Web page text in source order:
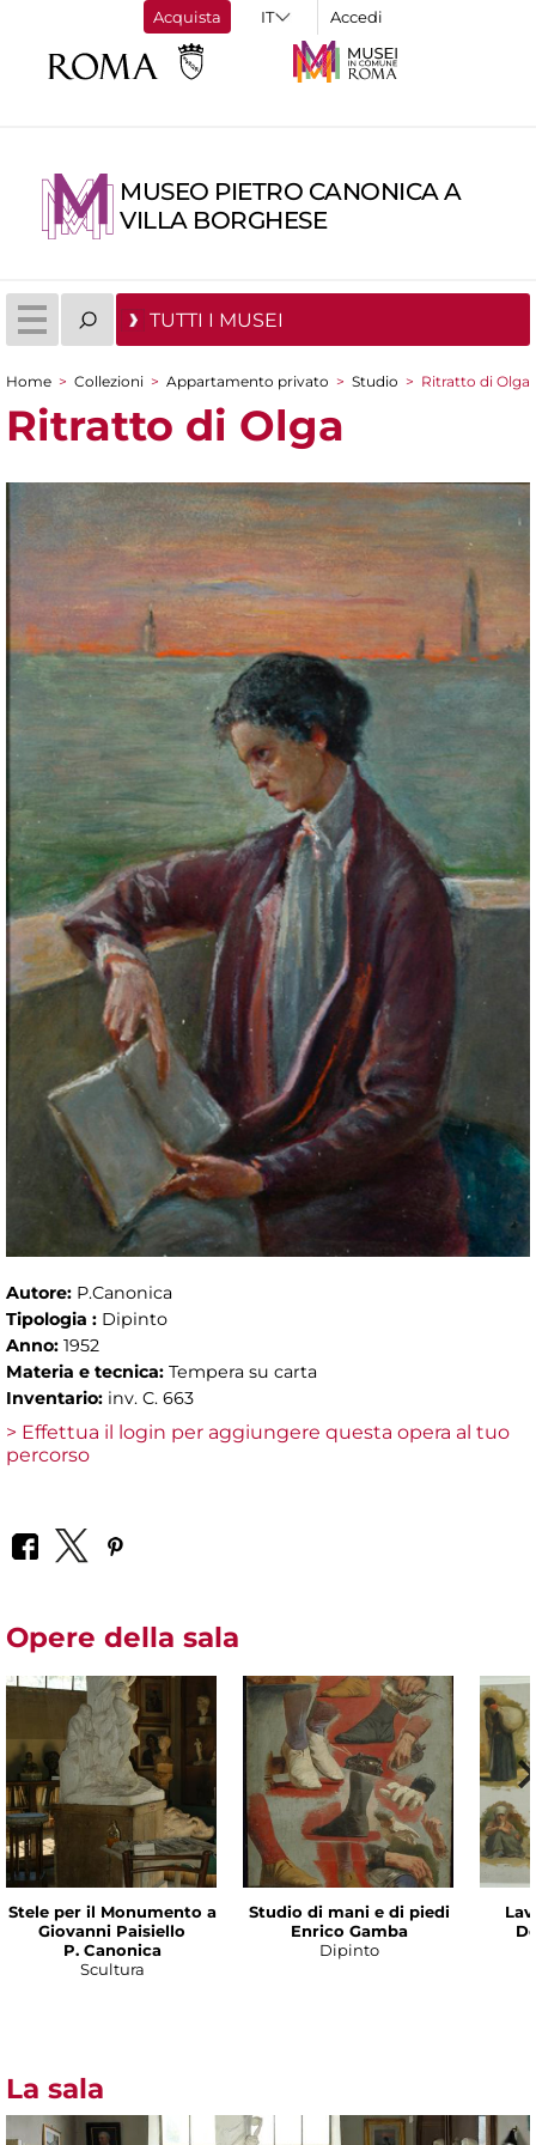
Acquista Accedi
MUSEO PIETRO CANONICA A
VILLA BORGHESE
TUTTI I MUSEI
Tu sei qui
Home > Collezioni > Appartamento privato > Studio > Ritratto di Olga
Ritratto di Olga
Autore: P.Canonica
Tipologia : Dipinto
Anno: 1952
Materia e tecnica: Tempera su carta
Inventario: inv. C. 663
> Effettua il login per aggiungere questa opera al tuo
percorso
Opere della sala
Stele per il Monumento a
Giovanni Paisiello
P. Canonica
Scultura
Studio di mani e di piedi
Enrico Gamba
Dipinto
La sala